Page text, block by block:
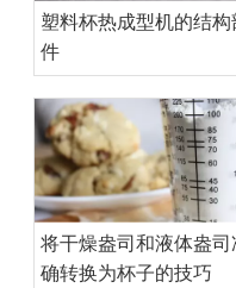
塑料杯热成型机的结构
件
将干燥盎司和液体盎司
确转换为杯子的技巧